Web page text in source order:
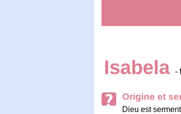
Isabela -
Origine et
Dieu est